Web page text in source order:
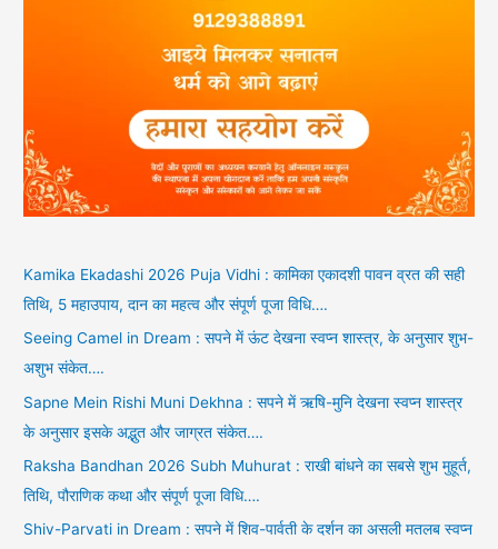
Kamika Ekadashi 2026 Puja Vidhi : कामिका एकादशी पावन व्रत की सही
तिथि, 5 महाउपाय, दान का महत्व और संपूर्ण पूजा विधि….
Seeing Camel in Dream : सपने में ऊंट देखना स्वप्न शास्त्र, के अनुसार शुभ-
अशुभ संकेत….
Sapne Mein Rishi Muni Dekhna : सपने में ऋषि-मुनि देखना स्वप्न शास्त्र
के अनुसार इसके अद्भुत और जाग्रत संकेत….
Raksha Bandhan 2026 Subh Muhurat : राखी बांधने का सबसे शुभ मुहूर्त,
तिथि, पौराणिक कथा और संपूर्ण पूजा विधि….
Shiv-Parvati in Dream : सपने में शिव-पार्वती के दर्शन का असली मतलब स्वप्न